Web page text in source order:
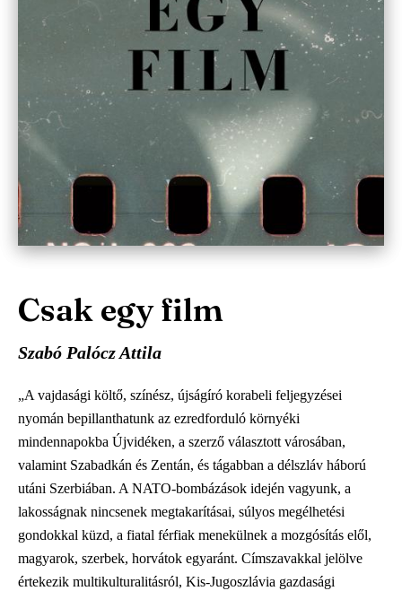
Csak egy film
Szabó Palócz Attila
„A vajdasági költő, színész, újságíró korabeli feljegyzései
nyomán bepillanthatunk az ezredforduló környéki
mindennapokba Újvidéken, a szerző választott városában,
valamint Szabadkán és Zentán, és tágabban a délszláv háború
utáni Szerbiában. A NATO-bombázások idején vagyunk, a
lakosságnak nincsenek megtakarításai, súlyos megélhetési
gondokkal küzd, a fiatal férfiak menekülnek a mozgósítás elől,
magyarok, szerbek, horvátok egyaránt. Címszavakkal jelölve
értekezik multikulturalitásról, Kis-Jugoszlávia gazdasági